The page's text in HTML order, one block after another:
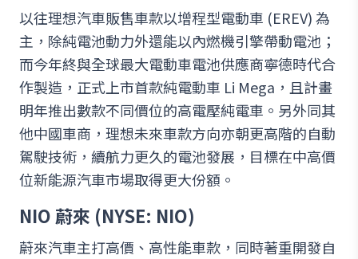
以往理想汽車販售車款以增程型電動車 (EREV) 為
主，除純電池動力外還能以內燃機引擎帶動電池；
而今年終與全球最大電動車電池供應商寧德時代合
作製造，正式上市首款純電動車 Li Mega，且計畫
明年推出數款不同價位的高電壓純電車。另外同其
他中國車商，理想未來車款方向亦朝更高階的自動
駕駛技術，續航力更久的電池發展，目標在中高價
位新能源汽車市場取得更大份額。
NIO 蔚來 (NYSE: NIO)
蔚來汽車主打高價、高性能車款，同時著重開發自